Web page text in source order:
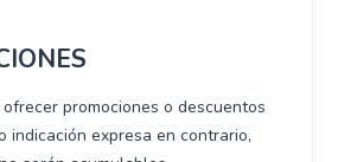
promociones o descuentos
indicación expresa en contrario,